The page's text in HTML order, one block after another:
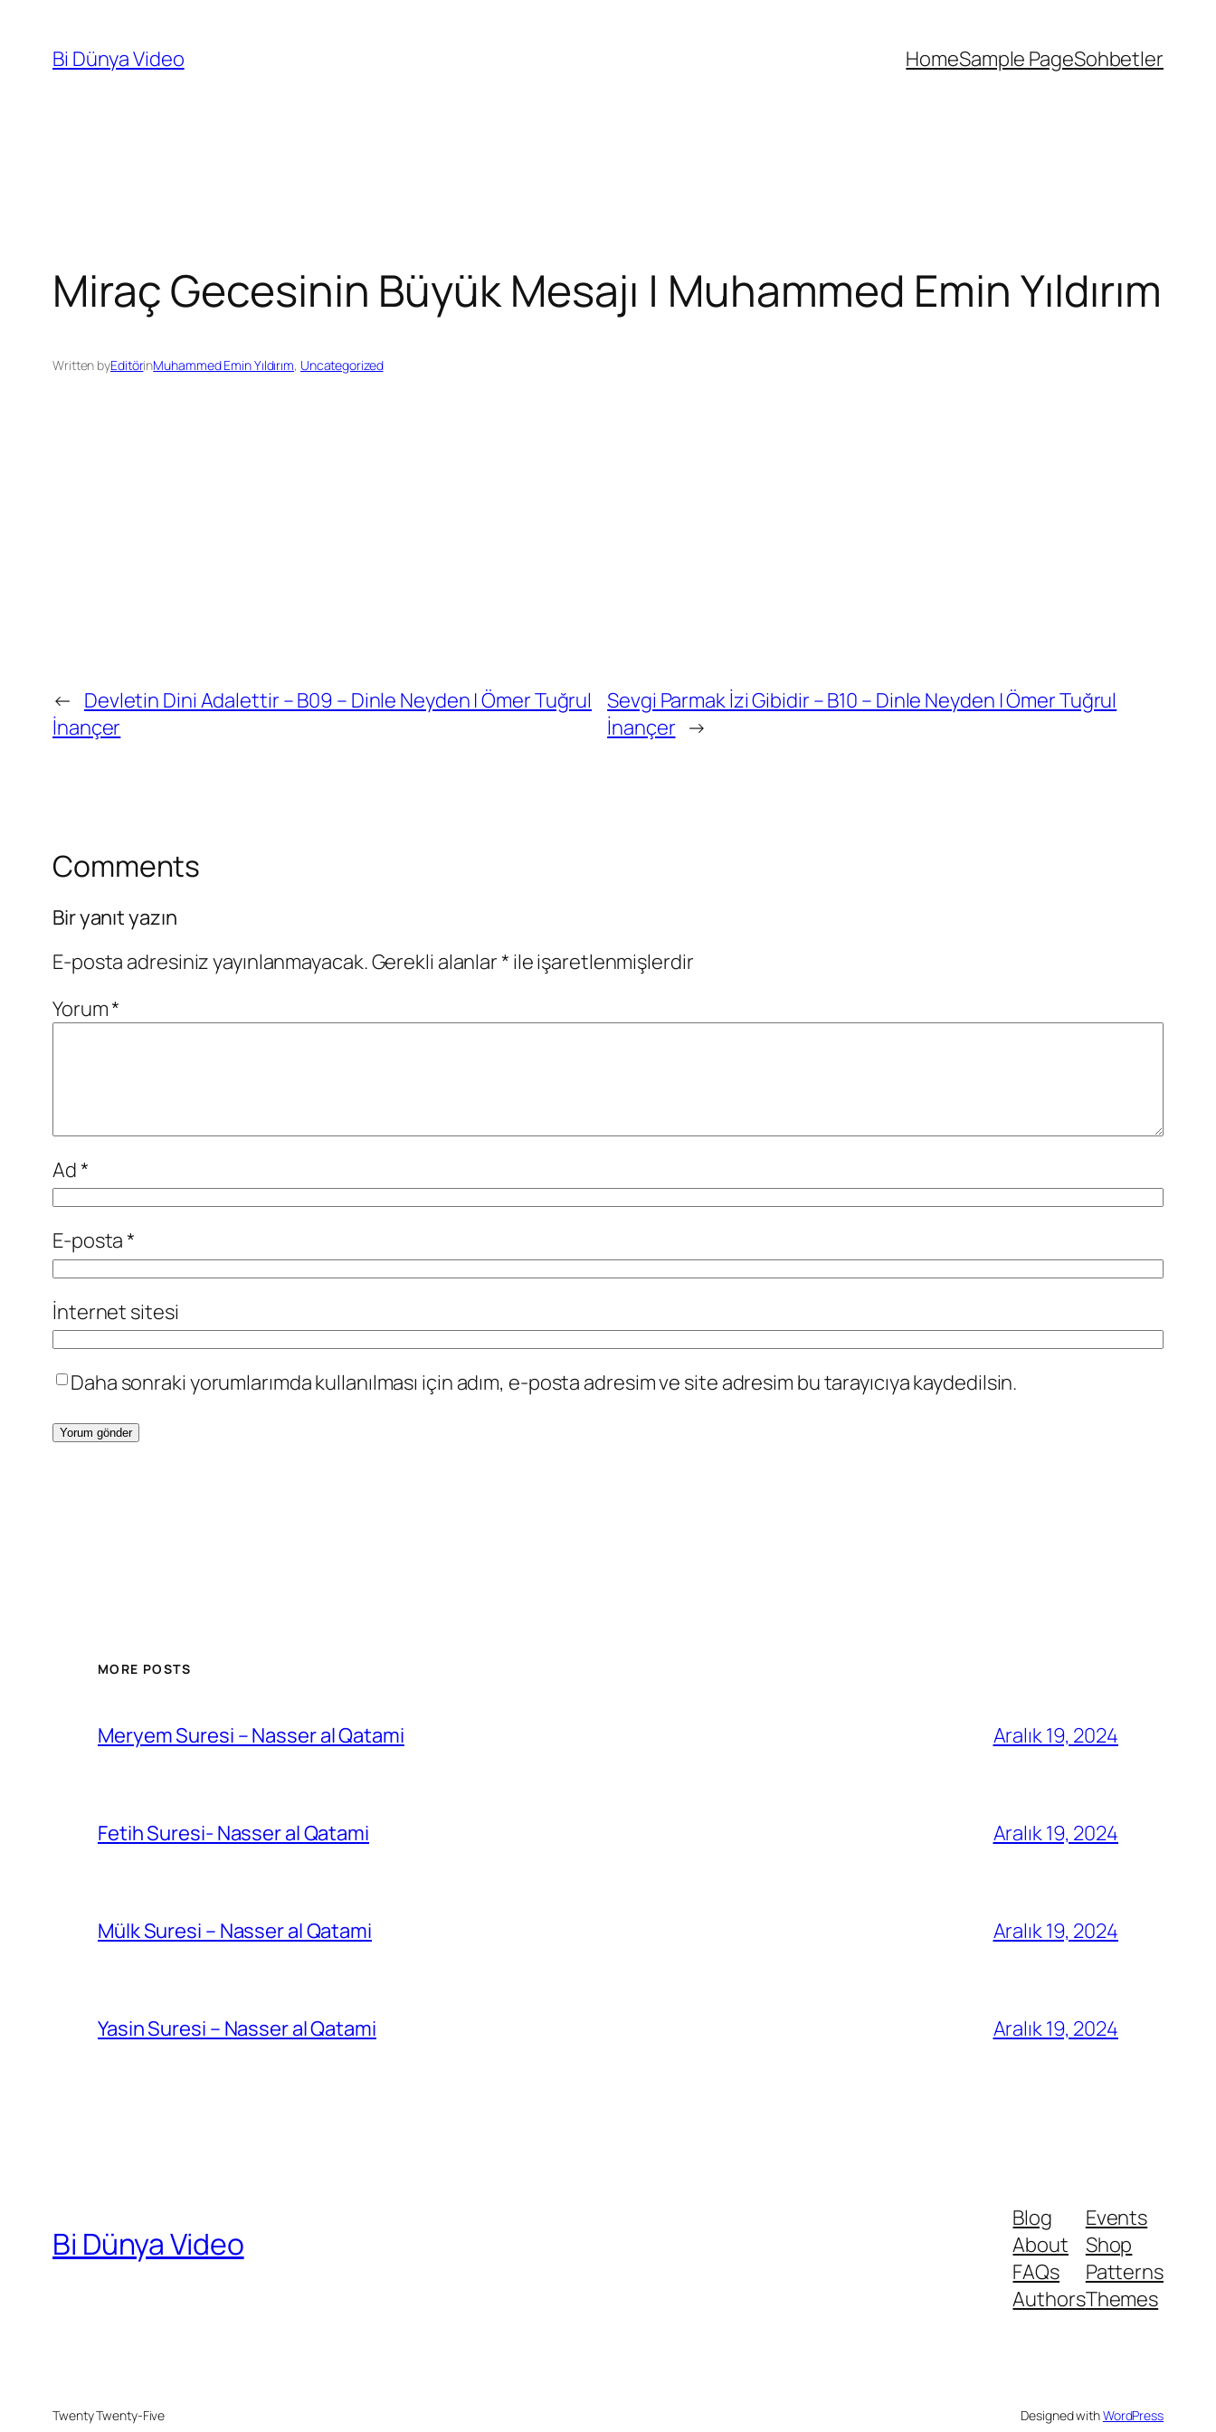
Bi Dünya Video HomeSample PageSohbetler
Miraç Gecesinin Büyük Mesajı | Muhammed Emin Yıldırım
Written byEditörinMuhammed Emin Yıldırım, Uncategorized
← Devletin Dini Adalettir – B09 – Dinle Neyden | Ömer Tuğrul
İnançer
Sevgi Parmak İzi Gibidir – B10 – Dinle Neyden | Ömer Tuğrul
İnançer →
Comments
Bir yanıt yazın
E-posta adresiniz yayınlanmayacak.Gerekli alanlar* ile işaretlenmişlerdir
Yorum*
Ad*
E-posta*
İnternet sitesi
Daha sonraki yorumlarımda kullanılması için adım, e-posta adresim ve site adresim bu tarayıcıya kaydedilsin.
MORE POSTS
Meryem Suresi – Nasser al Qatami Aralık 19, 2024
Fetih Suresi- Nasser al Qatami Aralık 19, 2024
Mülk Suresi – Nasser al Qatami Aralık 19, 2024
Yasin Suresi – Nasser al Qatami Aralık 19, 2024
Bi Dünya Video
Blog
About
FAQs
Authors
Events
Shop
Patterns
Themes
Twenty Twenty-Five Designed withWordPress